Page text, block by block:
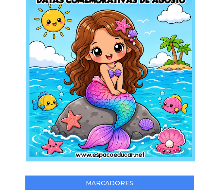
MARCADORES